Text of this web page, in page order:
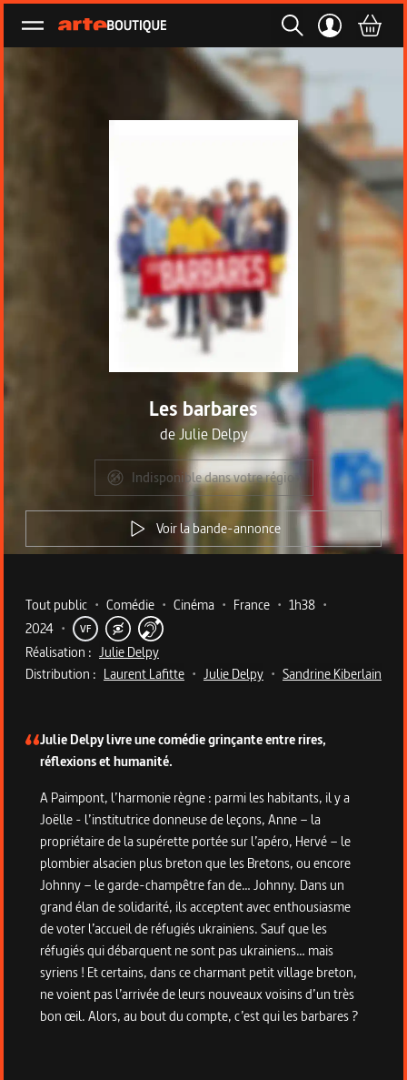
Ouvrir le menu
Les barbares
deJulie Delpy
Indisponible dans votre région
Voir la bande-annonce
Metadata du programme
Tout public • Comédie • Cinéma • France • 1h38 •
2024 • VF
Réalisation : Julie Delpy
Distribution : Laurent Lafitte • Julie Delpy • Sandrine Kiberlain
Julie Delpy livre une comédie grinçante entre rires,
réflexions et humanité.
A Paimpont, l’harmonie règne : parmi les habitants, il y a
Joëlle - l’institutrice donneuse de leçons, Anne – la
propriétaire de la supérette portée sur l’apéro, Hervé – le
plombier alsacien plus breton que les Bretons, ou encore
Johnny – le garde-champêtre fan de… Johnny. Dans un
grand élan de solidarité, ils acceptent avec enthousiasme
de voter l’accueil de réfugiés ukrainiens. Sauf que les
réfugiés qui débarquent ne sont pas ukrainiens… mais
syriens ! Et certains, dans ce charmant petit village breton,
ne voient pas l’arrivée de leurs nouveaux voisins d’un très
bon œil. Alors, au bout du compte, c’est qui les barbares ?